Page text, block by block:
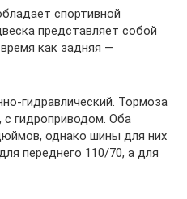
спортивной
представляет собой
как задняя —
гидравлический. Тормоза
с гидроприводом. Оба
однако шины для них
переднего 110/70, а для